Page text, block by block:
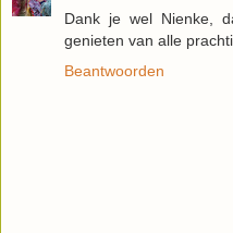
Dank je wel Nienke,
genieten van alle
Beantwoorden